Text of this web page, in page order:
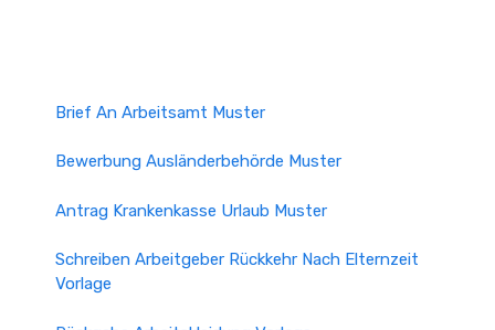
Brief An Arbeitsamt Muster
Bewerbung Ausländerbehörde Muster
Antrag Krankenkasse Urlaub Muster
Schreiben Arbeitgeber Rückkehr Nach Elternzeit
Vorlage